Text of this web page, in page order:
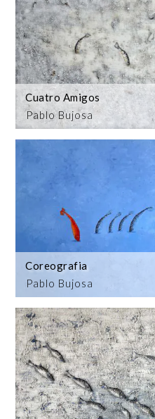
Pablo Bujosa
Cuatro Amigos
Pablo Bujosa
Coreografia